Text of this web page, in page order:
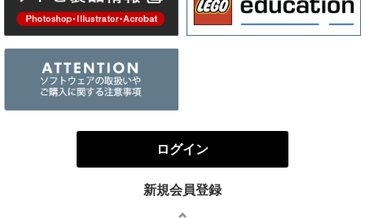
ログイン
新規会員登録